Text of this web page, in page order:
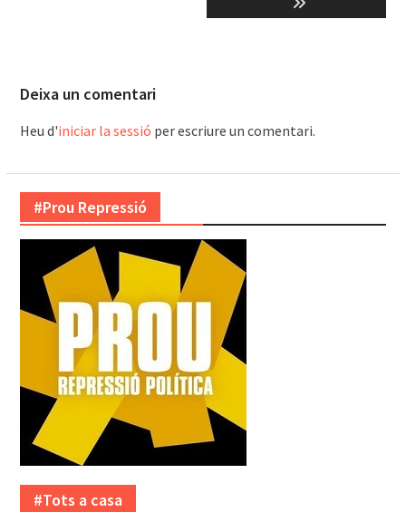
Deixa un comentari
Heu d'iniciar la sessió per escriure un comentari.
#Prou Repressió
#Tots a casa